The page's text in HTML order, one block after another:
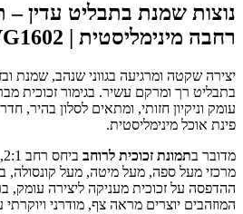
נוצות שמנת בתבליט עדין –
רחבה מינימליסטית | VG1602
יצירה שקטה ומרגיעה בגווני שנהב, שמנת
בתבליט רך ומרקם עשיר. בגימור זכוכית
עומק וניקיון חזותי, ומתאים לסלון בהיר,
פינת אוכל מינימליסטית.
מדובר בתמונת זכוכית לרוחב
מרכזי מעל ספה, מעל מיטה, מעל קונסולה,
ההדפסה על זכוכית מעניקה ליצירה עומק,
המוזהבים יוצרים מראה צף, מודרני ויוקרתי